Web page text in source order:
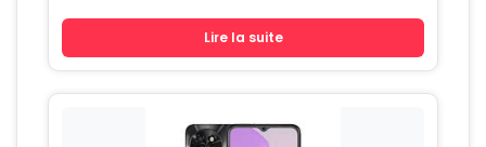
Lire la suite